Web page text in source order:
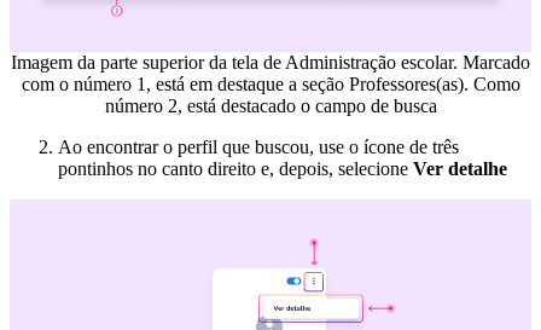
Imagem da parte superior da tela de Administração escolar. Marcado
com o número 1, está em destaque a seção Professores(as). Como
número 2, está destacado o campo de busca
Ao encontrar o perfil que buscou, use o ícone de três
pontinhos no canto direito e, depois, selecione Ver detalhe